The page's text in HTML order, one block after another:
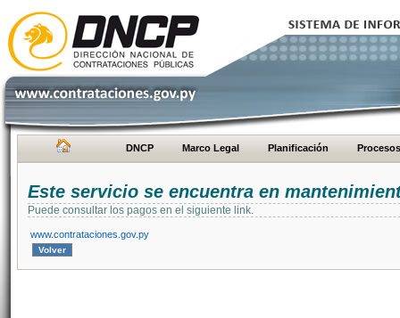
DNCP Marco Legal Planificación Procesos
Este servicio se encuentra en
Puede consultar los pagos en el siguiente link.
www.contrataciones.gov.py